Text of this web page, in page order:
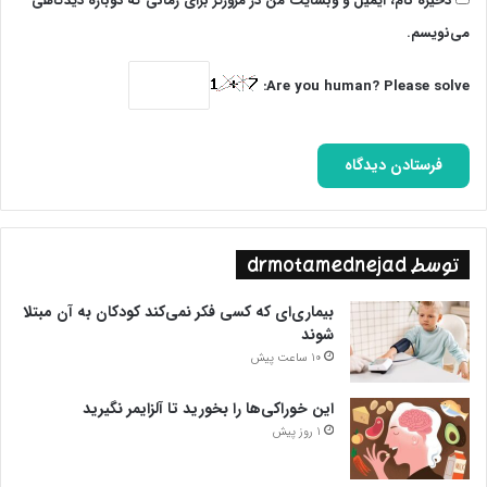
می‌نویسم.
Are you human? Please solve:
توسط drmotamednejad
بیماری‌ای که کسی فکر نمی‌کند کودکان به آن مبتلا
شوند
10 ساعت پیش
این خوراکی‌ها را بخورید تا آلزایمر نگیرید
1 روز پیش